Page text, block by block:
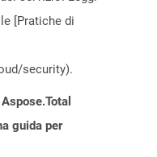
[Pratiche di
security).
guida per